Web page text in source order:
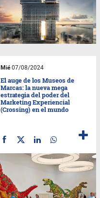
Mié07/08/2024
El auge de los Museos de
Marcas: la nueva mega
estrategia del poder del
Marketing Experiencial
(Crossing) en el mundo